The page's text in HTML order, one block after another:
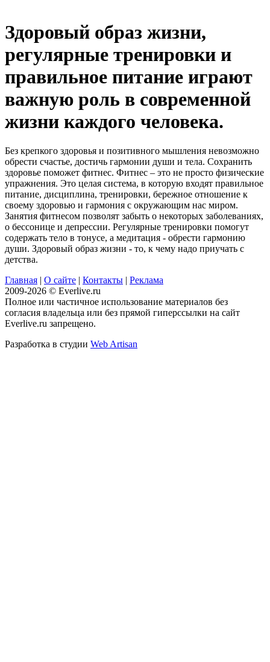
Здоровый образ жизни,
регулярные тренировки и
правильное питание играют
важную роль в современной
жизни каждого человека.
Без крепкого здоровья и позитивного мышления невозможно
обрести счастье, достичь гармонии души и тела. Сохранить
здоровье поможет фитнес. Фитнес – это не просто физические
упражнения. Это целая система, в которую входят правильное
питание, дисциплина, тренировки, бережное отношение к
своему здоровью и гармония с окружающим нас миром.
Занятия фитнесом позволят забыть о некоторых заболеваниях,
о бессонице и депрессии. Регулярные тренировки помогут
содержать тело в тонусе, а медитация - обрести гармонию
души. Здоровый образ жизни - то, к чему надо приучать с
детства.
Главная | О сайте | Контакты | Реклама
2009-2026 © Everlive.ru
Полное или частичное использование материалов без
согласия владельца или без прямой гиперссылки на сайт
Everlive.ru запрещено.
Разработка в студии Web Artisan